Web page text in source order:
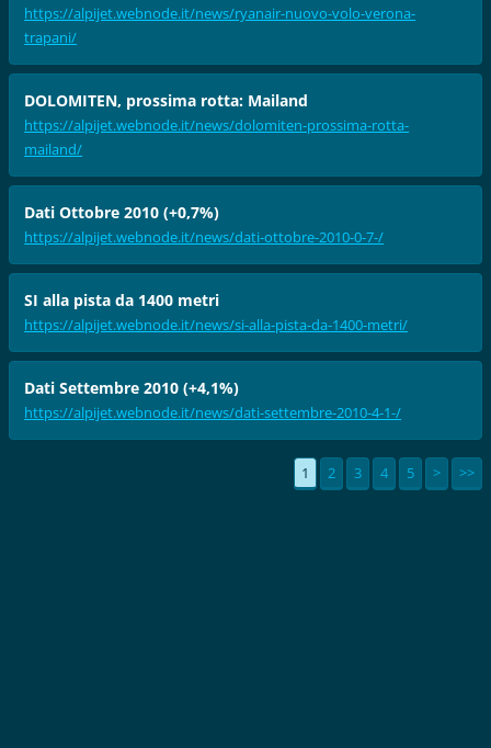
https://alpijet.webnode.it/news/ryanair-nuovo-volo-verona-
trapani/
DOLOMITEN, prossima rotta: Mailand
https://alpijet.webnode.it/news/dolomiten-prossima-rotta-
mailand/
Dati Ottobre 2010 (+0,7%)
https://alpijet.webnode.it/news/dati-ottobre-2010-0-7-/
SI alla pista da 1400 metri
https://alpijet.webnode.it/news/si-alla-pista-da-1400-metri/
Dati Settembre 2010 (+4,1%)
https://alpijet.webnode.it/news/dati-settembre-2010-4-1-/
1 2 3 4 5 > >>